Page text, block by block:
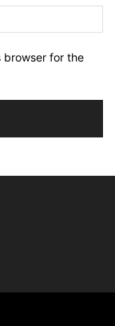
browser for the